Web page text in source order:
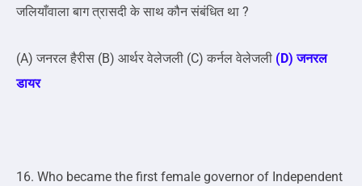
जलियाँवाला बाग त्रासदी के साथ कौन संबंधित था ?
(A) जनरल हैरीस (B) आर्थर वेलेजली (C) कर्नल वेलेजली (D) जनरल
डायर
16. Who became the first female governor of Independent